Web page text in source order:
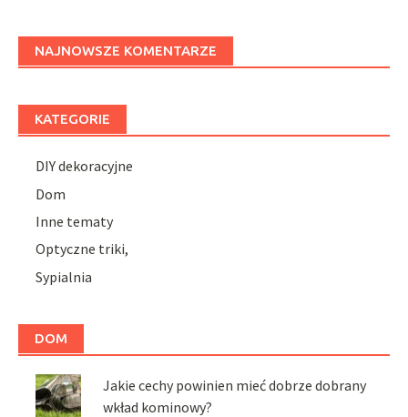
NAJNOWSZE KOMENTARZE
KATEGORIE
DIY dekoracyjne
Dom
Inne tematy
Optyczne triki,
Sypialnia
DOM
Jakie cechy powinien mieć dobrze dobrany
wkład kominowy?